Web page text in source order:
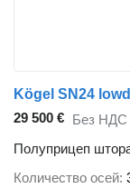
Kögel SN24
29 500 € Без НДС
Полуприцеп
Количество осей